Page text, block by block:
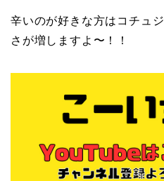
辛いのが好きな方はコチュ
さが増しますよ〜！！